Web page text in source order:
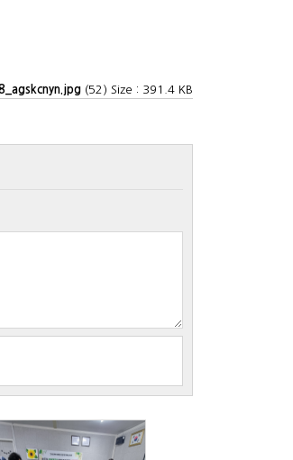
(52) Size : 391.4 KB